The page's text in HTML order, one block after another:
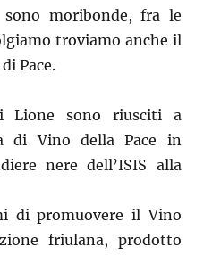
moribonde, fra le
troviamo anche il
Pace.
sono riusciti a
di Vino della Pace in
nere dell’ISIS alla
di promuovere il Vino
friulana, prodotto